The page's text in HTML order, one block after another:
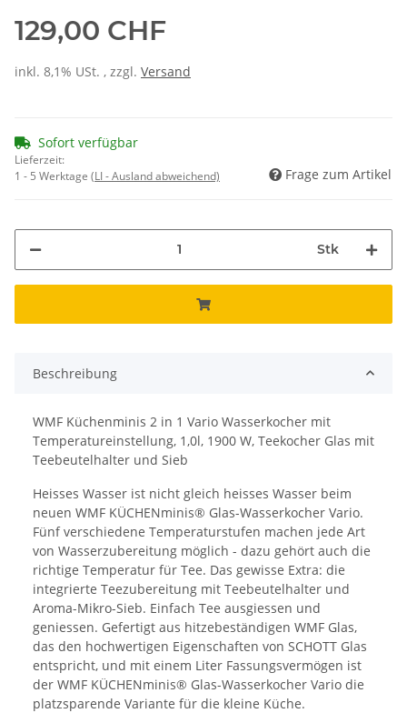
129,00 CHF
inkl. 8,1% USt. , zzgl. Versand
Sofort verfügbar
Lieferzeit:
1 - 5 Werktage (LI - Ausland abweichend) Frage zum Artikel
Stk
Beschreibung
WMF Küchenminis 2 in 1 Vario Wasserkocher mit
Temperatureinstellung, 1,0l, 1900 W, Teekocher Glas mit
Teebeutelhalter und Sieb
Heisses Wasser ist nicht gleich heisses Wasser beim
neuen WMF KÜCHENminis® Glas-Wasserkocher Vario.
Fünf verschiedene Temperaturstufen machen jede Art
von Wasserzubereitung möglich - dazu gehört auch die
richtige Temperatur für Tee. Das gewisse Extra: die
integrierte Teezubereitung mit Teebeutelhalter und
Aroma-Mikro-Sieb. Einfach Tee ausgiessen und
geniessen. Gefertigt aus hitzebeständigen WMF Glas,
das den hochwertigen Eigenschaften von SCHOTT Glas
entspricht, und mit einem Liter Fassungsvermögen ist
der WMF KÜCHENminis® Glas-Wasserkocher Vario die
platzsparende Variante für die kleine Küche.